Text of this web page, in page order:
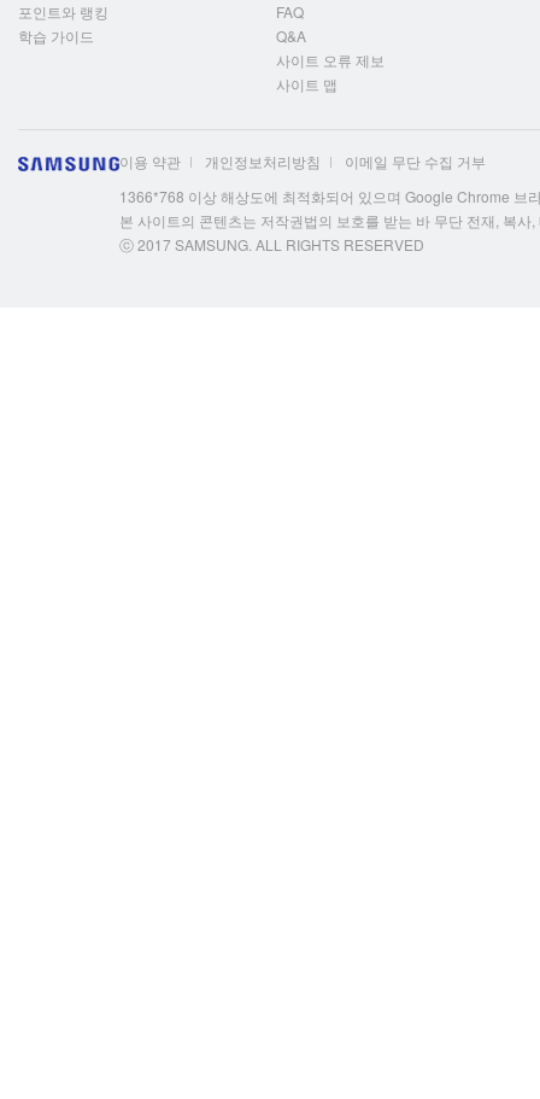
포인트와 랭킹
학습 가이드
FAQ
Q&A
사이트 오류 제보
사이트 맵
이용 약관 개인정보처리방침
이메일 무단 수집 거부
1366*768 이상 해상도에 최적화되어 있으며 Google Chrome 브
본 사이트의 콘텐츠는 저작권법의 보호를 받는 바 무단 전재, 복사
ⓒ 2017 SAMSUNG. ALL RIGHTS RESERVED